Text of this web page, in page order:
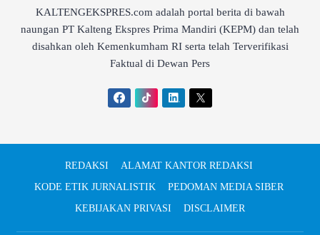
KALTENGEKSPRES.com adalah portal berita di bawah
naungan PT Kalteng Ekspres Prima Mandiri (KEPM) dan telah
disahkan oleh Kemenkumham RI serta telah Terverifikasi
Faktual di Dewan Pers
REDAKSI
ALAMAT KANTOR REDAKSI
KODE ETIK JURNALISTIK
PEDOMAN MEDIA SIBER
KEBIJAKAN PRIVASI
DISCLAIMER